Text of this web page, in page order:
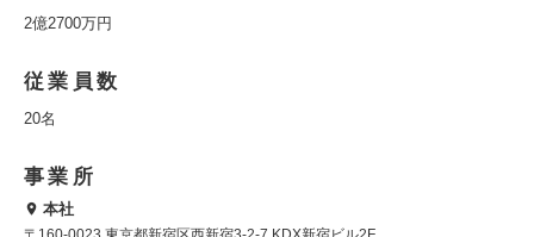
2億2700万円
従業員数
20名
事業所
本社